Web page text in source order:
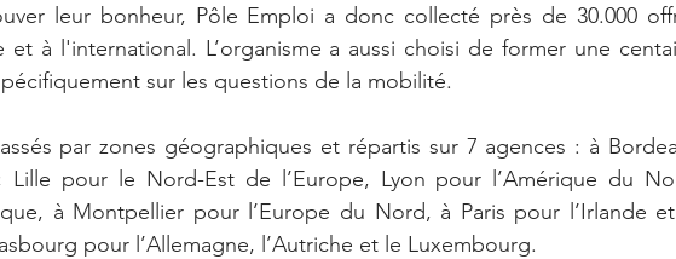
leur bonheur, Pôle Emploi a donc collecté près de 30.000
et à l'international. L’organisme a aussi choisi de former une
sur les questions de la mobilité.
par zones géographiques et répartis sur 7 agences : à
pour le Nord-Est de l’Europe, Lyon pour l’Amérique du
à Montpellier pour l’Europe du Nord, à Paris pour l’Irlande
pour l’Allemagne, l’Autriche et le Luxembourg.